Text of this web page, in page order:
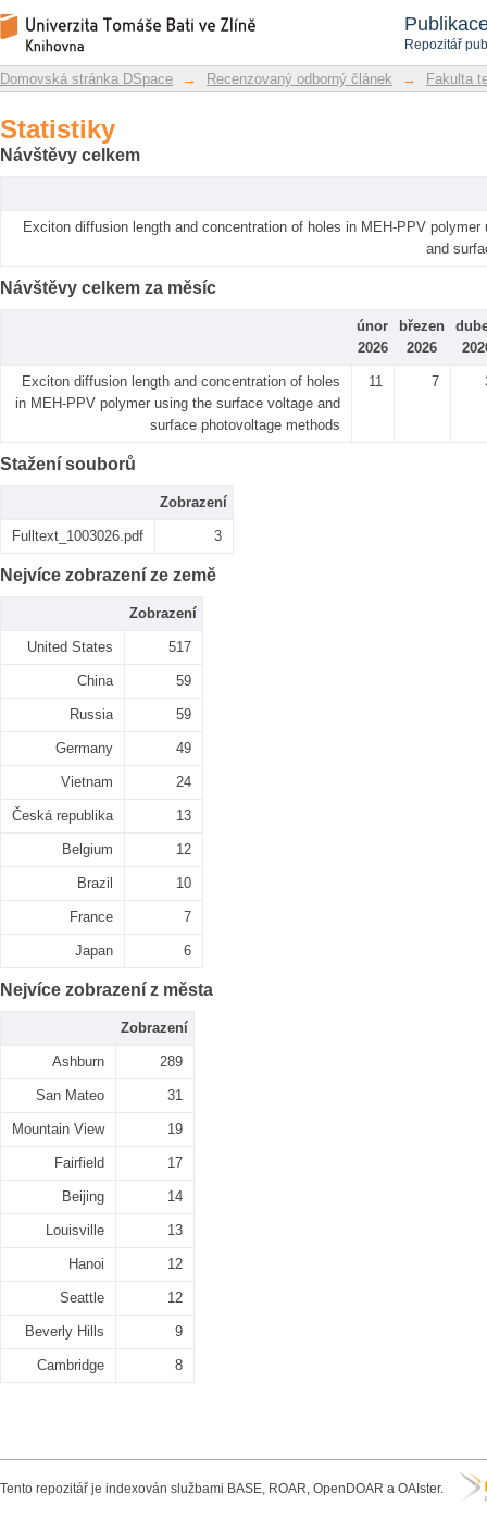
Repozitář
Statistiky
Repozitář DSpace/Manakin
Domovská stránka DSpace → Recenzovaný odborný článek → Fakulta
Statistiky
Návštěvy celkem
Exciton diffusion length and concentration of holes in MEH-PPV
and
Návštěvy celkem za měsíc
únor
2026
březen
2026
Exciton diffusion length and concentration of holes
in MEH-PPV polymer using the surface voltage and
surface photovoltage methods
11 7
Stažení souborů
Zobrazení
Fulltext_1003026.pdf 3
Nejvíce zobrazení ze země
Zobrazení
United States 517
China 59
Russia 59
Germany 49
Vietnam 24
Česká republika 13
Belgium 12
Brazil 10
France 7
Japan 6
Nejvíce zobrazení z města
Zobrazení
Ashburn 289
San Mateo 31
Mountain View 19
Fairfield 17
Beijing 14
Louisville 13
Hanoi 12
Seattle 12
Beverly Hills 9
Cambridge 8
Tento repozitář je indexován službami BASE, ROAR, OpenDOAR a OAIster.